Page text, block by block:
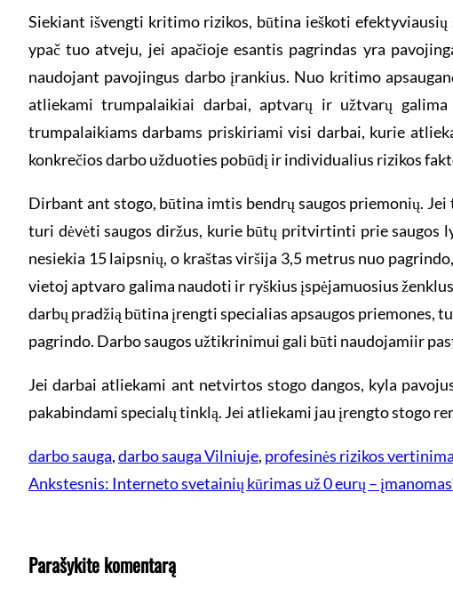
Siekiant išvengti kritimo rizikos, būtina ieškoti efektyviausių
ypač tuo atveju, jei apačioje esantis pagrindas yra
naudojant pavojingus darbo įrankius. Nuo kritimo
atliekami trumpalaikiai darbai, aptvarų ir užtvarų
trumpalaikiams darbams priskiriami visi darbai, kurie
konkrečios darbo užduoties pobūdį ir individualius rizikos
Dirbant ant stogo, būtina imtis bendrų saugos priemonių.
turi dėvėti saugos diržus, kurie būtų pritvirtinti prie saugos
nesiekia 15 laipsnių, o kraštas viršija 3,5 metrus nuo
vietoj aptvaro galima naudoti ir ryškius įspėjamuosius
darbų pradžią būtina įrengti specialias apsaugos priemones,
pagrindo. Darbo saugos užtikrinimui gali būti naudojamiir
Jei darbai atliekami ant netvirtos stogo dangos, kyla
pakabindami specialų tinklą. Jei atliekami jau įrengto stogo
darbo sauga, darbo sauga Vilniuje, profesinės rizikos
Ankstesnis: Interneto svetainių kūrimas už 0 eurų –
Parašykite komentarą